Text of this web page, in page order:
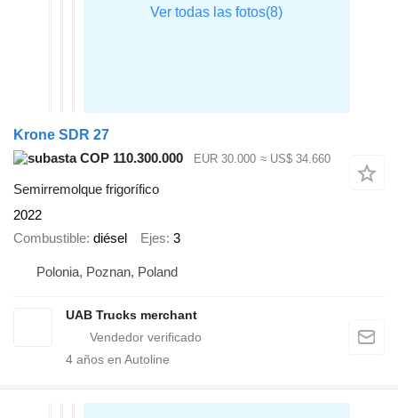
Krone SDR 27
COP 110.300.000
EUR 30.000 ≈ US$ 34.660
Semirremolque frigorífico
2022
Combustible diésel Ejes 3
Polonia, Poznan, Poland
UAB Trucks merchant
4 años en Autoline